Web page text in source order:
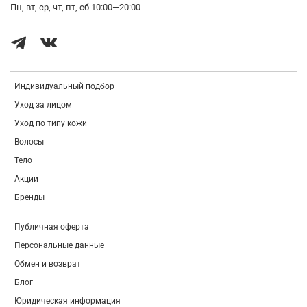
Индивидуальный подбор
Уход за лицом
Уход по типу кожи
Волосы
Тело
Акции
Бренды
Публичная оферта
Персональные данные
Обмен и возврат
Блог
Юридическая информация
Пн, вт, ср, чт, пт, сб 10:00—20:00